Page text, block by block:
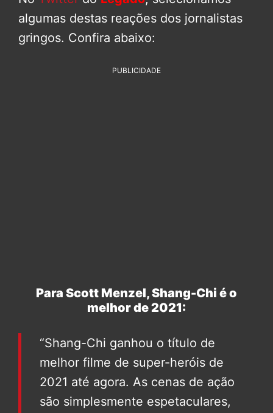
algumas destas reações dos jornalistas
gringos. Confira abaixo:
PUBLICIDADE
Para Scott Menzel, Shang-Chi é o
melhor de 2021:
“Shang-Chi ganhou o título de
melhor filme de super-heróis de
2021 até agora. As cenas de ação
são simplesmente espetaculares,